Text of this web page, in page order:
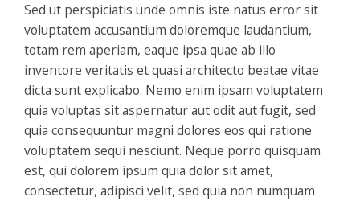
Sed ut perspiciatis unde omnis iste natus error sit
voluptatem accusantium doloremque laudantium,
totam rem aperiam, eaque ipsa quae ab illo
inventore veritatis et quasi architecto beatae vitae
dicta sunt explicabo. Nemo enim ipsam voluptatem
quia voluptas sit aspernatur aut odit aut fugit, sed
quia consequuntur magni dolores eos qui ratione
voluptatem sequi nesciunt. Neque porro quisquam
est, qui dolorem ipsum quia dolor sit amet,
consectetur, adipisci velit, sed quia non numquam